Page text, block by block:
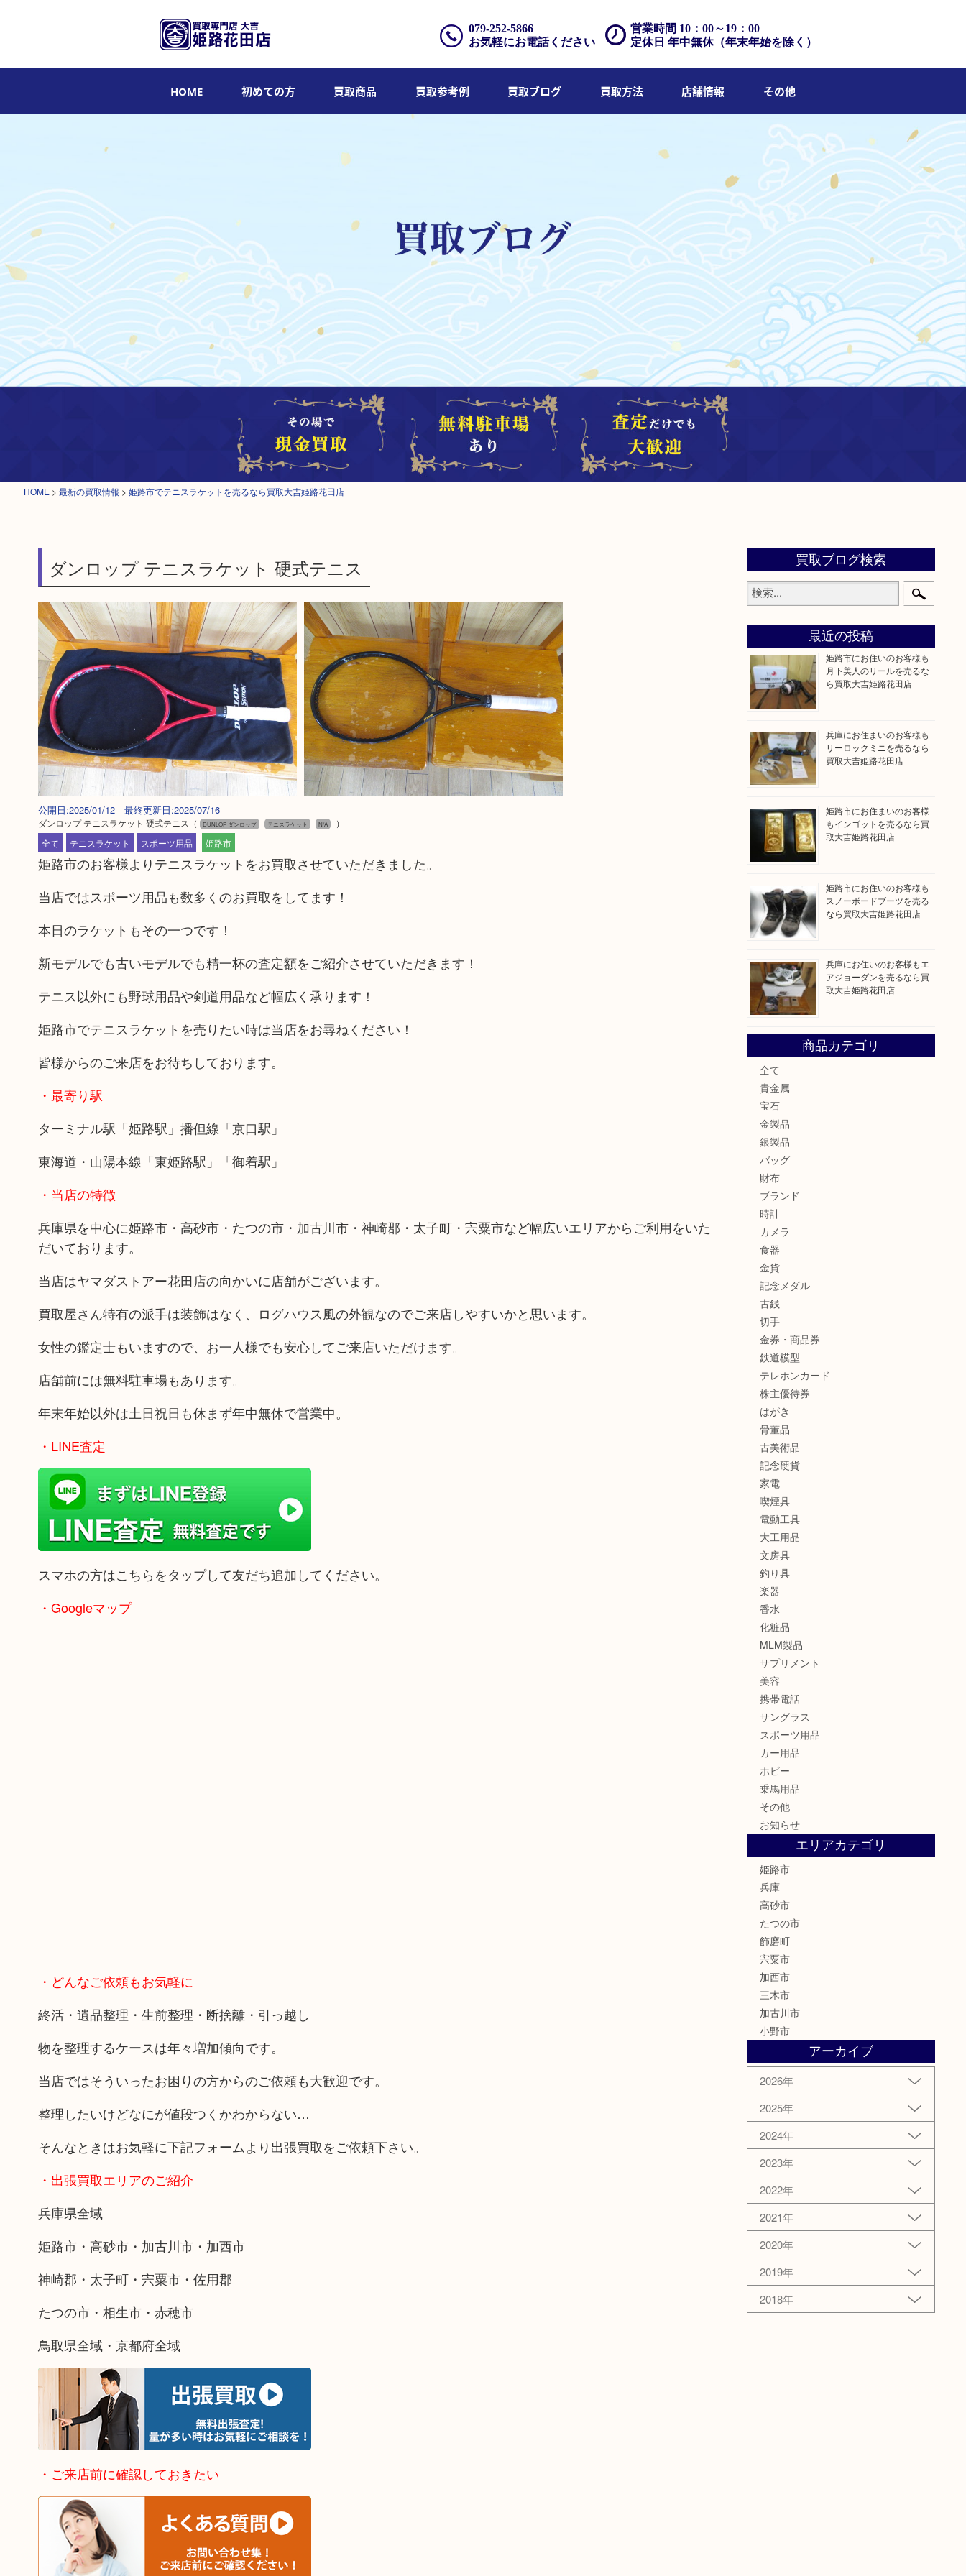
営業時間 10：00～19：00
定休日 年中無休（年末年始を除く）
079-252-5866
お気軽にお電話ください
HOME 初めての方 買取商品 買取参考例 買取ブログ 買取方法 店舗情報 その他
HOME > 最新の買取情報 > 姫路市でテニスラケットを売るなら買取大吉姫路花田店
ダンロップ テニスラケット 硬式テニス
公開日:2025/01/12 最終更新日:2025/07/16
ダンロップ テニスラケット 硬式テニス （ DUNLOP ダンロップ テニスラケット N/A
）
全て
テニスラケット スポーツ用品 姫路市
姫路市のお客様よりテニスラケットをお買取させていただきました。
当店ではスポーツ用品も数多くのお買取をしてます！
本日のラケットもその一つです！
新モデルでも古いモデルでも精一杯の査定額をご紹介させていただきます！
テニス以外にも野球用品や剣道用品など幅広く承ります！
姫路市でテニスラケットを売りたい時は当店をお尋ねください！
皆様からのご来店をお待ちしております。
・最寄り駅
ターミナル駅「姫路駅」播但線「京口駅」
東海道・山陽本線「東姫路駅」「御着駅」
・当店の特徴
兵庫県を中心に姫路市・高砂市・たつの市・加古川市・神崎郡・太子町・宍粟市など幅広いエリアからご利用をいた
だいております。
当店はヤマダストアー花田店の向かいに店舗がございます。
買取屋さん特有の派手は装飾はなく、ログハウス風の外観なのでご来店しやすいかと思います。
女性の鑑定士もいますので、お一人様でも安心してご来店いただけます。
店舗前には無料駐車場もあります。
年末年始以外は土日祝日も休まず年中無休で営業中。
・LINE査定
スマホの方はこちらをタップして友だち追加してください。
・Googleマップ
・どんなご依頼もお気軽に
終活・遺品整理・生前整理・断捨離・引っ越し
物を整理するケースは年々増加傾向です。
当店ではそういったお困りの方からのご依頼も大歓迎です。
整理したいけどなにが値段つくかわからない…
そんなときはお気軽に下記フォームより出張買取をご依頼下さい。
・出張買取エリアのご紹介
兵庫県全域
姫路市・高砂市・加古川市・加西市
神崎郡・太子町・宍粟市・佐用郡
たつの市・相生市・赤穂市
鳥取県全域・京都府全域
・ご来店前に確認しておきたい
買取ブログ検索
最近の投稿
姫路市にお住いのお客様も
月下美人のリールを売るな
ら買取大吉姫路花田店
兵庫にお住まいのお客様も
リーロックミニを売るなら
買取大吉姫路花田店
姫路市にお住まいのお客様
もインゴットを売るなら買
取大吉姫路花田店
姫路市にお住いのお客様も
スノーボードブーツを売る
なら買取大吉姫路花田店
兵庫にお住いのお客様もエ
アジョーダンを売るなら買
取大吉姫路花田店
商品カテゴリ
全て
貴金属
宝石
金製品
銀製品
バッグ
財布
ブランド
時計
カメラ
食器
金貨
記念メダル
古銭
切手
金券・商品券
鉄道模型
テレホンカード
株主優待券
はがき
骨董品
古美術品
記念硬貨
家電
喫煙具
電動工具
大工用品
文房具
釣り具
楽器
香水
化粧品
MLM製品
サプリメント
美容
携帯電話
サングラス
スポーツ用品
カー用品
ホビー
乗馬用品
その他
お知らせ
エリアカテゴリ
姫路市
兵庫
高砂市
たつの市
飾磨町
宍粟市
加西市
三木市
加古川市
小野市
アーカイブ
2026年
2025年
2024年
2023年
2022年
2021年
2020年
2019年
2018年